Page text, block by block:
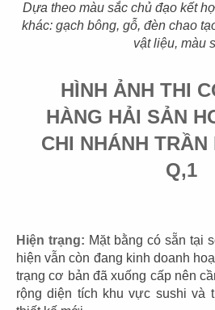
Dựa theo màu sắc chủ đạo kết
khác: gạch bông, gỗ, đèn chao
vật liệu, màu
HÌNH ẢNH THI
HÀNG HẢI SẢN
CHI NHÁNH
Q,1
Hiện trạng: Mặt bằng có sẵn tại
hiện vẫn còn đang kinh doanh
trạng cơ bản đã xuống cấp nên
rộng diện tích khu vực sushi và
THE STREET
CN Lê Văn Sỹ - Quận 3
68
CN
69
THE STREET
Pasteur Q.3
70
CN